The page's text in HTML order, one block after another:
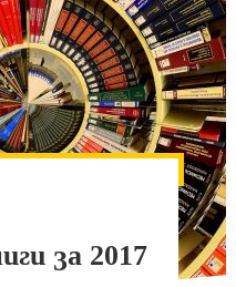
за 2017